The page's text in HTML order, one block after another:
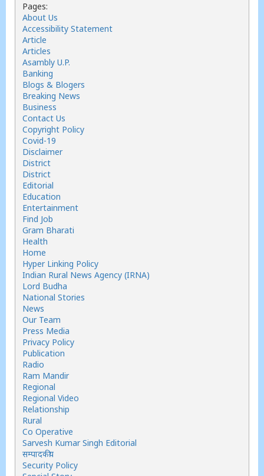
Pages:
About Us
Accessibility Statement
Article
Articles
Asambly U.P.
Banking
Blogs & Blogers
Breaking News
Business
Contact Us
Copyright Policy
Covid-19
Disclaimer
District
District
Editorial
Education
Entertainment
Find Job
Gram Bharati
Health
Home
Hyper Linking Policy
Indian Rural News Agency (IRNA)
Lord Budha
National Stories
News
Our Team
Press Media
Privacy Policy
Publication
Radio
Ram Mandir
Regional
Regional Video
Relationship
Rural
Co Operative
Sarvesh Kumar Singh Editorial
सम्पादकीय
Security Policy